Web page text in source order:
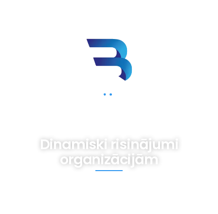
Dinamiski risinājumi
organizācijām